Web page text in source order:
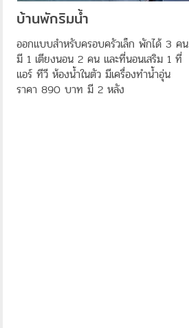
บ้านพักริมน้ำ
ออกแบบสำหรับครอบครัวเล็ก พักได้ 3 คน
มี 1 เตียงนอน 2 คน และที่นอนเสริม 1 ที่
แอร์ ทีวี ห้องน้ำในตัว มีเครื่องทำน้ำอุ่น
ราคา 890 บาท มี 2 หลัง